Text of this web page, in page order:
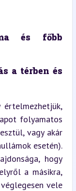
és főbb
a térben és
folyamatos
vagy akár
esetén).
hogy
a másikra,
véglegesen vele